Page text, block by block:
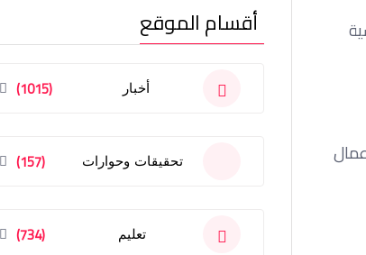
أقسام الموقع
أخبار (1015)
تحقيقات وحوارات (157)
تعليم (734)